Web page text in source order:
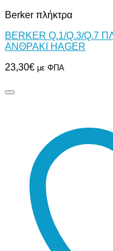
Berker πλήκτρα
BERKER Q.1/Q.3/Q.7
ΑΝΘΡΑΚΙ HAGER
23,30€ με ΦΠΑ